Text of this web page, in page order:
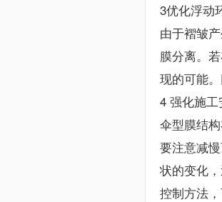
3优化浮动
由于褶皱
膜分离。
现的可能
4 强化施
伞型膜结
要注意减
状的变化
控制方法